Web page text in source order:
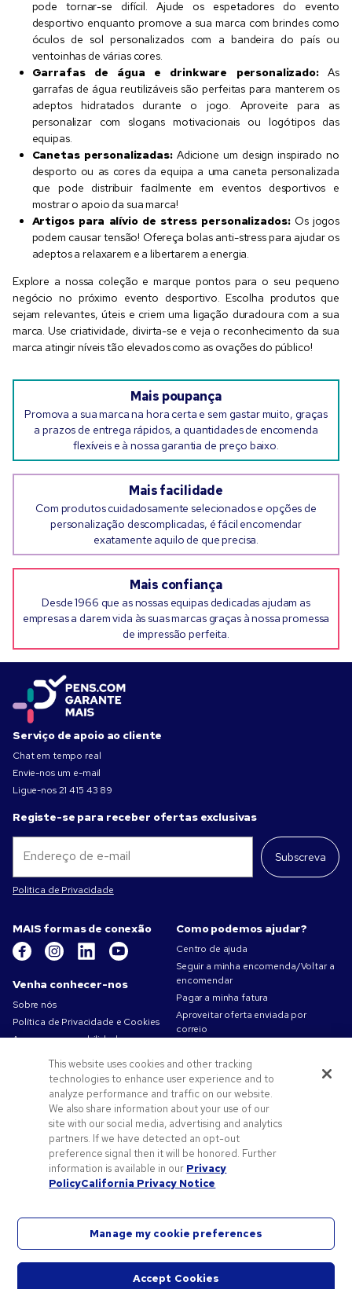
pode tornar-se difícil. Ajude os espetadores do evento
desportivo enquanto promove a sua marca com brindes como
óculos de sol personalizados com a bandeira do país ou
ventoinhas de várias cores.
Garrafas de água e drinkware personalizado:As
garrafas de água reutilizáveis são perfeitas para manterem os
adeptos hidratados durante o jogo. Aproveite para as
personalizar com slogans motivacionais ou logótipos das
equipas.
Canetas personalizadas:Adicione um design inspirado no
desporto ou as cores da equipa a uma caneta personalizada
que pode distribuir facilmente em eventos desportivos e
mostrar o apoio da sua marca!
Artigos para alívio de stress personalizados:Os jogos
podem causar tensão! Ofereça bolas anti-stress para ajudar os
adeptos a relaxarem e a libertarem a energia.
Explore a nossa coleção e marque pontos para o seu pequeno
negócio no próximo evento desportivo. Escolha produtos que
sejam relevantes, úteis e criem uma ligação duradoura com a sua
marca. Use criatividade, divirta-se e veja o reconhecimento da sua
marca atingir níveis tão elevados como as ovações do público!
Mais poupança
Promova a sua marca na hora certa e sem gastar muito, graças
a prazos de entrega rápidos, a quantidades de encomenda
flexíveis e à nossa garantia de preço baixo.
Mais facilidade
Com produtos cuidadosamente selecionados e opções de
personalização descomplicadas, é fácil encomendar
exatamente aquilo de que precisa.
Mais confiança
Desde 1966 que as nossas equipas dedicadas ajudam as
empresas a darem vida às suas marcas graças à nossa promessa
de impressão perfeita.
Serviço de apoio ao cliente
Chat em tempo real
Envie-nos um e-mail
Ligue-nos 21 415 43 89
Registe-se para receber ofertas exclusivas
Subscreva
Politica de Privacidade
MAIS formas de conexão
Venha conhecer-nos
Sobre nós
Política de Privacidade e Cookies
A nossa responsabilidade
Condições de utilização
Termos de venda
Carreiras na Pens.com
Ofertas e recursos
Produtos promocionais
Códigos promocionais e cupões
Dicas de arte
Como podemos ajudar?
Centro de ajuda
Seguir a minha encomenda/Voltar a
encomendar
Pagar a minha fatura
Aproveitar oferta enviada por
correio
Contacte-nos
©2026 National Pen Company. Todos os direitos reservados. Pens.com e o respetivo logótipo
são marcas registadas da empresa National Pen. Todas as restantes marcas registadas são
This website uses cookies and other tracking
technologies to enhance user experience and to
analyze performance and traffic on our website.
We also share information about your use of our
site with our social media, advertising and analytics
partners. If we have detected an opt-out
preference signal then it will be honored. Further
information is available in our Privacy
PolicyCalifornia Privacy Notice
Manage my cookie preferences
Accept Cookies